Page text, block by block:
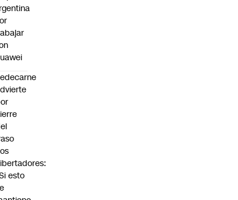
esto